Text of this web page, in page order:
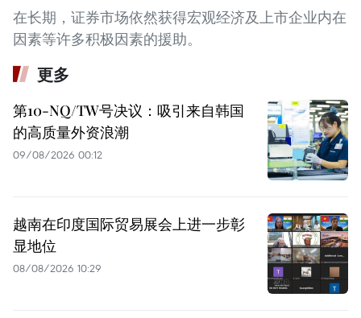
在长期，证券市场依然获得宏观经济及上市企业内在
因素等许多积极因素的援助。
更多
第10-NQ/TW号决议：吸引来自韩国
的高质量外资浪潮
09/08/2026 00:12
越南在印度国际贸易展会上进一步彰
显地位
08/08/2026 10:29